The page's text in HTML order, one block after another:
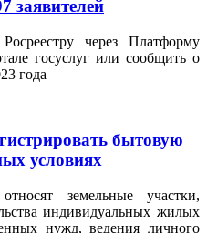
заявителей
через Платформу
госуслуг или сообщить о
года
бытовую
условиях
земельные участки,
индивидуальных жилых
нужд, ведения личного